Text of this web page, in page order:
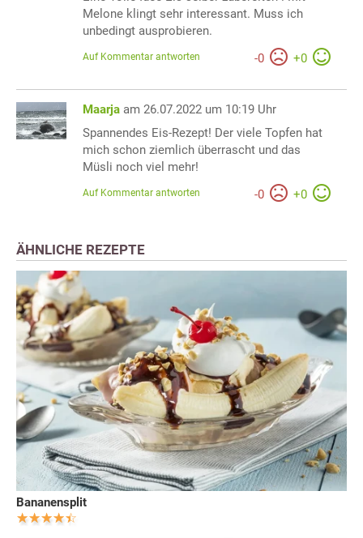
Melone klingt sehr interessant. Muss ich
unbedingt ausprobieren.
-0 +0
Auf Kommentar antworten
Maarja am 26.07.2022 um 10:19 Uhr
Spannendes Eis-Rezept! Der viele Topfen hat
mich schon ziemlich überrascht und das
Müsli noch viel mehr!
-0 +0
Auf Kommentar antworten
ÄHNLICHE REZEPTE
Bananensplit